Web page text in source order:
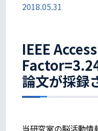
2018.05.31
IEEE
論文が採録
当研究室の脳活動情